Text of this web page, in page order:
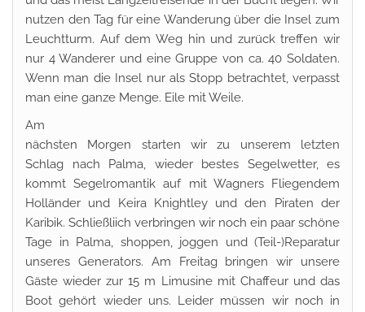
nutzen den Tag für eine Wanderung über die Insel zum
Leuchtturm. Auf dem Weg hin und zurück treffen wir
nur 4 Wanderer und eine Gruppe von ca. 40 Soldaten.
Wenn man die Insel nur als Stopp betrachtet, verpasst
man eine ganze Menge. Eile mit Weile.
Am
nächsten Morgen starten wir zu unserem letzten
Schlag nach Palma, wieder bestes Segelwetter, es
kommt Segelromantik auf mit Wagners Fliegendem
Holländer und Keira Knightley und den Piraten der
Karibik. Schließliich verbringen wir noch ein paar schöne
Tage in Palma, shoppen, joggen und (Teil-)Reparatur
unseres Generators. Am Freitag bringen wir unsere
Gäste wieder zur 15 m Limusine mit Chaffeur und das
Boot gehört wieder uns. Leider müssen wir noch in